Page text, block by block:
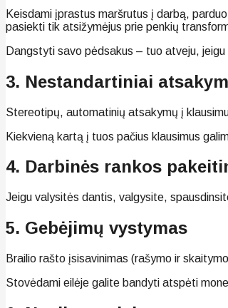
Keisdami įprastus maršrutus į darbą,
pasiekti tik atsižymėjus prie penkių
Dangstyti savo pėdsakus – tuo atveju,
3. Nestandartiniai
Stereotipų, automatinių atsakymų į
Kiekvieną kartą į tuos pačius klausimus
4. Darbinės rankos
Jeigu valysitės dantis, valgysite,
5. Gebėjimų vystymas
Brailio rašto įsisavinimas (rašymo ir
Stovėdami eilėje galite bandyti atspėti